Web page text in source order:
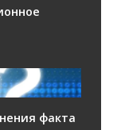
факта